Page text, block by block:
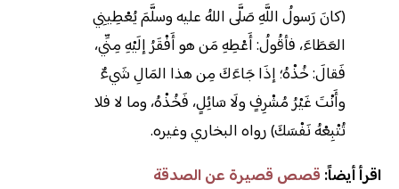
(كانَ رَسولُ اللَّهِ صَلَّى اللهُ عليه وسلَّمَ يُعْطِينِي
العَطَاءَ، فأقُولُ: أَعْطِهِ مَن هو أَفْقَرُ إلَيْهِ مِنِّي،
فَقالَ: خُذْهُ؛ إذَا جَاءَكَ مِن هذا المَالِ شَيءٌ
وأَنْتَ غَيْرُ مُشْرِفٍ ولَا سَائِلٍ، فَخُذْهُ، وما لا فلا
تُتْبِعْهُ نَفْسَكَ) رواه البخاري وغيره.
اقرأ أيضاً: قصص قصيرة عن الصدقة